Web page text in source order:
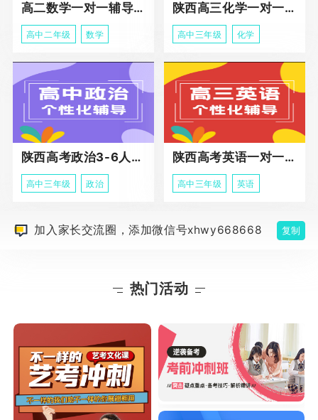
高二数学一对一辅导课程
高中二年级 数学
陕西高三化学一对一个性化辅导课程
高中三年级 化学
陕西高考政治3-6人班课程
高中三年级 政治
陕西高考英语一对一冲刺课程
高中三年级 英语
加入家长交流圈，添加微信号xhwy668668 复制
热门活动